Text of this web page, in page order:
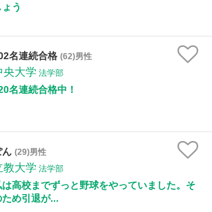
ょう
名連続合格 (62)男性
央大学 法学部
名連続合格中！
ん (29)男性
教大学 法学部
は高校までずっと野球をやっていました。そ
ため引退が...